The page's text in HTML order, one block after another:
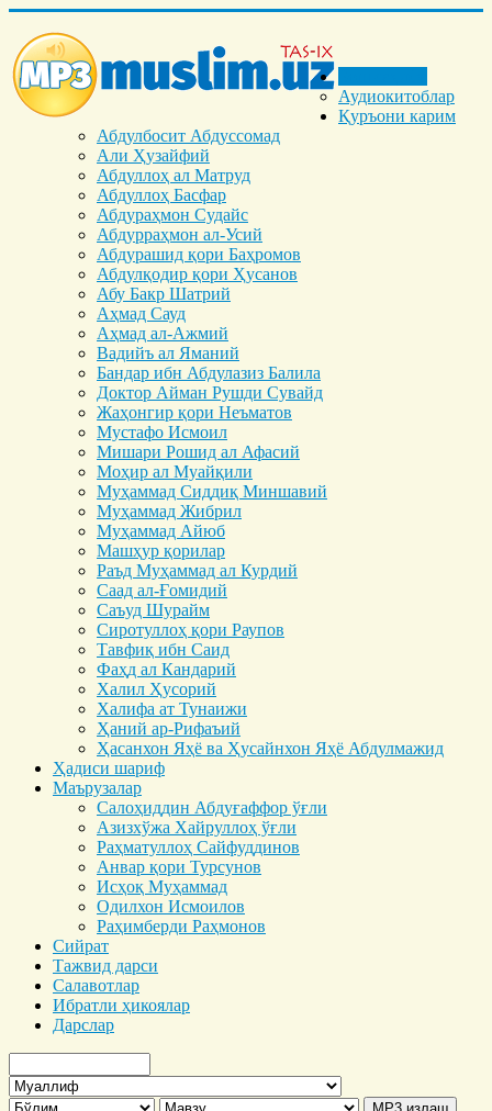
Аудиокитоблар
Қуръони карим
Абдулбосит Абдуссомад
Али Ҳузайфий
Абдуллоҳ ал Матруд
Абдуллоҳ Басфар
Абдураҳмон Судайс
Абдурраҳмон ал-Усий
Абдурашид қори Баҳромов
Абдулқодир қори Ҳусанов
Абу Бакр Шатрий
Аҳмад Сауд
Аҳмад ал-Ажмий
Вадийъ ал Яманий
Бандар ибн Абдулазиз Балила
Доктор Айман Рушди Сувайд
Жаҳонгир қори Неъматов
Мустафо Исмоил
Мишари Рошид ал Афасий
Моҳир ал Муайқили
Муҳаммад Cиддиқ Миншавий
Муҳаммад Жибрил
Муҳаммад Айюб
Машҳур қорилар
Раъд Муҳаммад ал Курдий
Саад ал-Ғомидий
Саъуд Шурайм
Сиротуллоҳ қори Раупов
Тавфиқ ибн Саид
Фаҳд ал Кандарий
Халил Ҳусорий
Халифа ат Тунаижи
Ҳаний ар-Рифаъий
Ҳасанхон Яҳё ва Ҳусайнхон Яҳё Абдулмажид
Ҳадиси шариф
Маърузалар
Салоҳиддин Абдуғаффор ўғли
Азизхўжа Хайруллоҳ ўғли
Раҳматуллоҳ Сайфуддинов
Анвар қори Турсунов
Исҳоқ Муҳаммад
Одилхон Исмоилов
Раҳимберди Раҳмонов
Сийрат
Тажвид дарси
Салавотлар
Ибратли ҳикоялар
Дарслар